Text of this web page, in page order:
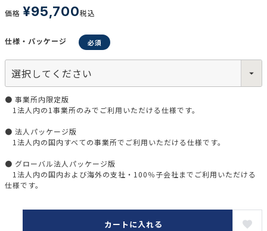
リセット
価格 ¥95,700税込
仕様・パッケージ
● 事業所内限定版
1法人内の1事業所のみでご利用いただける仕様です。
● 法人パッケージ版
1法人内の国内すべての事業所でご利用いただける仕様です。
● グローバル法人パッケージ版
1法人内の国内および海外の支社・100％子会社までご利用いただける
仕様です。
カートに入れる